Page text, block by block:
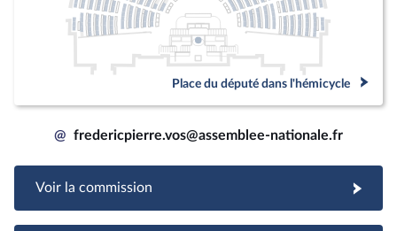
Place du député dans l'hémicycle
@ fredericpierre.vos@assemblee-nationale.fr
Voir la commission